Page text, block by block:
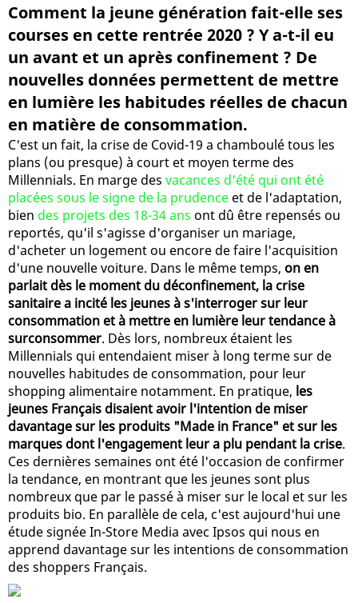
Comment la jeune génération fait-elle ses
courses en cette rentrée 2020 ? Y a-t-il eu
un avant et un après confinement ? De
nouvelles données permettent de mettre
en lumière les habitudes réelles de chacun
en matière de consommation.
C'est un fait, la crise de Covid-19 a chamboulé tous les
plans (ou presque) à court et moyen terme des
Millennials. En marge des vacances d'été qui ont été
placées sous le signe de la prudence et de l'adaptation,
bien des projets des 18-34 ans ont dû être repensés ou
reportés, qu'il s'agisse d'organiser un mariage,
d'acheter un logement ou encore de faire l'acquisition
d'une nouvelle voiture. Dans le même temps, on en
parlait dès le moment du déconfinement, la crise
sanitaire a incité les jeunes à s'interroger sur leur
consommation et à mettre en lumière leur tendance à
surconsommer. Dès lors, nombreux étaient les
Millennials qui entendaient miser à long terme sur de
nouvelles habitudes de consommation, pour leur
shopping alimentaire notamment. En pratique, les
jeunes Français disaient avoir l'intention de miser
davantage sur les produits "Made in France" et sur les
marques dont l'engagement leur a plu pendant la crise.
Ces dernières semaines ont été l'occasion de confirmer
la tendance, en montrant que les jeunes sont plus
nombreux que par le passé à miser sur le local et sur les
produits bio. En parallèle de cela, c'est aujourd'hui une
étude signée In-Store Media avec Ipsos qui nous en
apprend davantage sur les intentions de consommation
des shoppers Français.